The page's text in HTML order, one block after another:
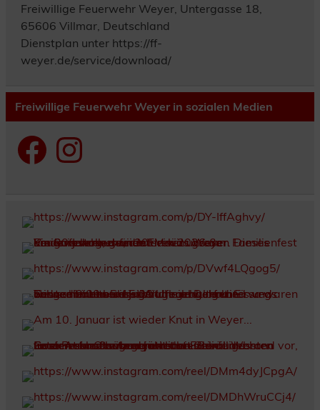
Freiwillige Feuerwehr Weyer, Untergasse 18,
65606 Villmar, Deutschland
Dienstplan unter https://ff-
weyer.de/service/download/
Freiwillige Feuerwehr Weyer in sozialen Medien
FacebookInstagram